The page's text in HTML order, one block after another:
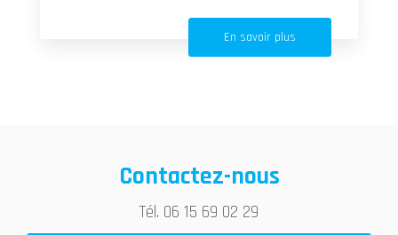
En savoir plus
Contactez-nous
Tél. 06 15 69 02 29